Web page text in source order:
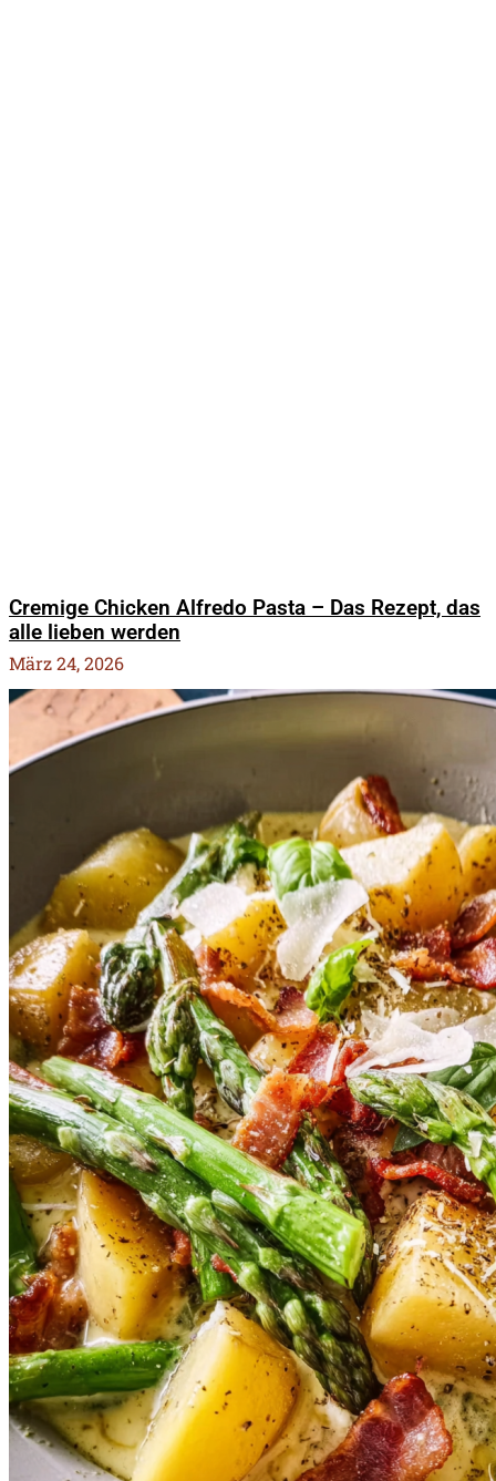
Cremige Chicken Alfredo Pasta – Das Rezept, das
alle lieben werden
März 24, 2026